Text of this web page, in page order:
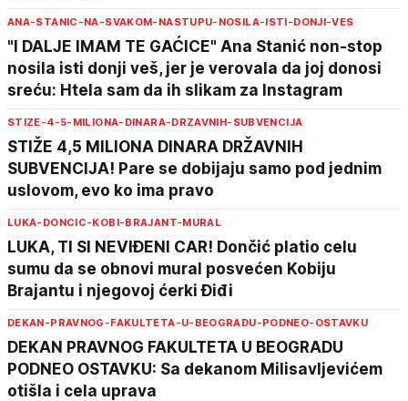
ANA-STANIC-NA-SVAKOM-NASTUPU-NOSILA-ISTI-DONJI-VES
"I DALJE IMAM TE GAĆICE" Ana Stanić non-stop
nosila isti donji veš, jer je verovala da joj donosi
sreću: Htela sam da ih slikam za Instagram
STIZE-4-5-MILIONA-DINARA-DRZAVNIH-SUBVENCIJA
STIŽE 4,5 MILIONA DINARA DRŽAVNIH
SUBVENCIJA! Pare se dobijaju samo pod jednim
uslovom, evo ko ima pravo
LUKA-DONCIC-KOBI-BRAJANT-MURAL
LUKA, TI SI NEVIĐENI CAR! Dončić platio celu
sumu da se obnovi mural posvećen Kobiju
Brajantu i njegovoj ćerki Điđi
DEKAN-PRAVNOG-FAKULTETA-U-BEOGRADU-PODNEO-OSTAVKU
DEKAN PRAVNOG FAKULTETA U BEOGRADU
PODNEO OSTAVKU: Sa dekanom Milisavljevićem
otišla i cela uprava